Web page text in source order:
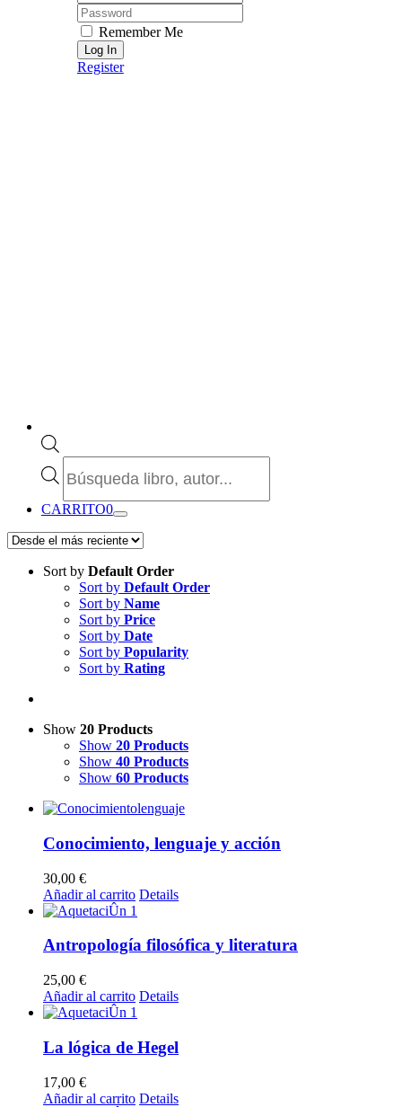
Password:
Remember Me
Register
de
CARRITO0
Sort by Default Order
Sort by Default Order
Sort by Name
Sort by Price
Sort by Date
Sort by Popularity
Sort by Rating
Show 20 Products
Show 20 Products
Show 40 Products
Show 60 Products
Conocimiento, lenguaje y acción
30,00 €
Añadir al carrito Details
Antropología filosófica y literatura
25,00 €
Añadir al carrito Details
La lógica de Hegel
17,00 €
Añadir al carrito Details